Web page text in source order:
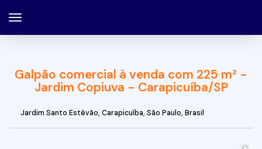
Galpão comercial à venda com 225 m² -
Jardim Copiuva - Carapicuíba/SP
Jardim Santo Estêvão, Carapicuíba, São Paulo, Brasil